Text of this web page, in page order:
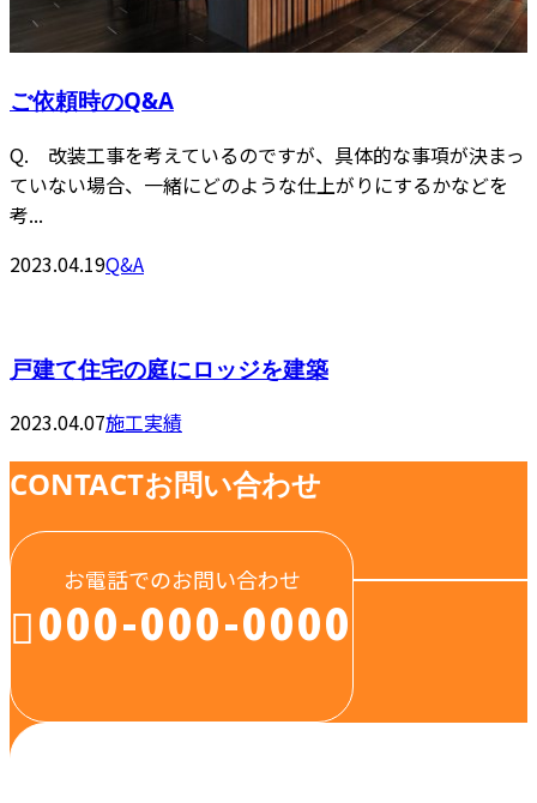
ご依頼時のQ&A
Q. 改装工事を考えているのですが、具体的な事項が決まっ
ていない場合、一緒にどのような仕上がりにするかなどを
考...
2023.04.19Q&A
戸建て住宅の庭にロッジを建築
2023.04.07施工実績
CONTACTお問い合わせ
お電話でのお問い合わせ
000-000-0000